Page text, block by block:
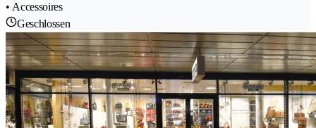
• Accessoires
Geschlossen